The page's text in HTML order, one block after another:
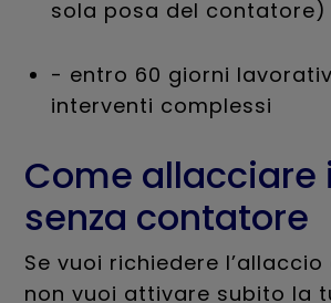
sola posa del contatore)
- entro 60 giorni
interventi complessi
Come allacciare
senza contatore
Se vuoi richiedere
non vuoi attivare subito la